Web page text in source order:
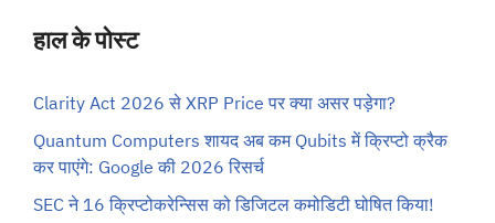
हाल के पोस्ट
Clarity Act 2026 से XRP Price पर क्या असर पड़ेगा?
Quantum Computers शायद अब कम Qubits में क्रिप्टो क्रैक
कर पाएंगे: Google की 2026 रिसर्च
SEC ने 16 क्रिप्टोकरेन्सिस को डिजिटल कमोडिटी घोषित किया!